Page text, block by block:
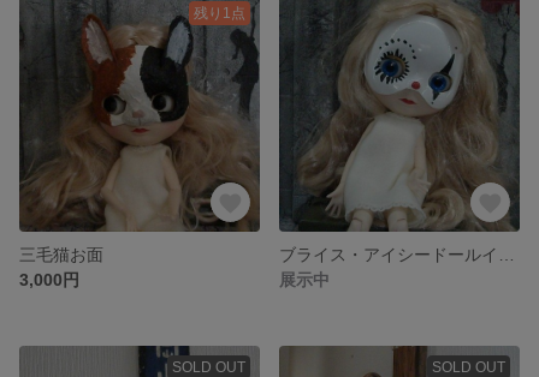
残り1点
三毛猫お面
3,000円
展示中
SOLD OUT SOLD OUT